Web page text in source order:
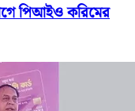
পিআইও করিমের